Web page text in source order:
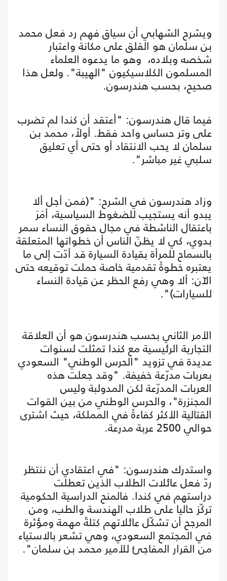
ويشرح الشهابي أن سياق فهم رد فعل محمد
بن سلمان هو القلق على مكانة واعتبار
شخصه وبلاده، وهو ما يدعوه العلماء
المسلمون الكلاسيكيون "الهيبة". ولعل هذا
صحيح، بحسب هندرسون.
فيما قال هندرسون: "أعتقد أن كندا لم تضرب
على وتر حساس واحد فقط. أولاً، محمد بن
سلمان لا يحب الانتقاد أو حتى أي تعليق
سلبي غير مباشر".
وزاد هندرسون في الشرح: "(فمن أجل ألا
يبدو أنه يستجيب للضغوط السياسية، أمَرَ
باعتقال الناشطة في مجال حقوق النساء سمر
بدوي، كي لا يظنّ الناس أن خطواتها المتعلقة
بالسماح للمرأة بقيادة السيارة قد أدّت إلى ما
يعتبره خطوةً تقدمية خاصة حملت توقيعه حتى
الآن: ألا وهي رفع الحظر عن قيادة النساء
للسيارات)".
الأمر الثاني بحسب هندرسون هو أن العلاقة
التجارية الرئيسية مع كندا تمثلت لسنوات
عديدة في تزويد "الحرس الوطني" السعودي
بعربات مدرّعة خفيفة. "وقد جعلت هذه
العربات المدرّعة لكن المدولبة وليس
المجنزرة"، والحرس الوطني من بين القوات
القتالية الأكثر كفاءةً في المملكة، حيث اشترى
حوالي 2500 عربة مدرعة.
واستدرك هندرسون: "في اعتقادي أن ننتظر
ردّ فعل عائلات الطلاب الذين تعطلت
دراستهم في كندا. فالمنح الدراسية الحكومية
تركّز حاليا على طلاب الهندسة والطب، ومن
المرجح أن تشكّل عائلاتهم كتلةً مهمة ومؤثرة
في المجتمع السعودي، وهي تشعر بالاستياء
من القرار المفاجئ للأمير محمد بن سلمان".